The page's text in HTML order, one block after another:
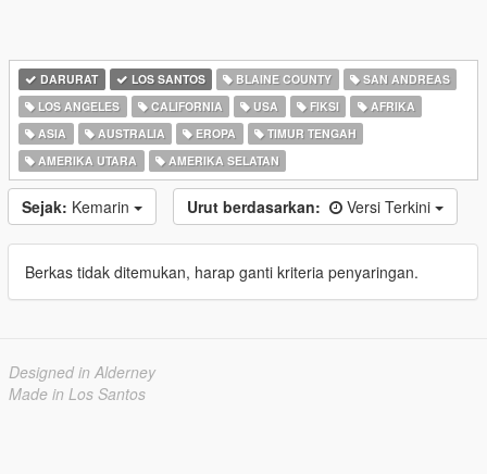
DARURAT LOS SANTOS BLAINE COUNTY
SAN ANDREAS
LOS ANGELES
CALIFORNIA USA FIKSI
AFRIKA
ASIA
AUSTRALIA EROPA
TIMUR TENGAH
AMERIKA UTARA
AMERIKA SELATAN
Sejak: Kemarin Urut berdasarkan: Versi Terkini
Berkas tidak ditemukan, harap ganti kriteria penyaringan.
Designed in Alderney
Made in Los Santos